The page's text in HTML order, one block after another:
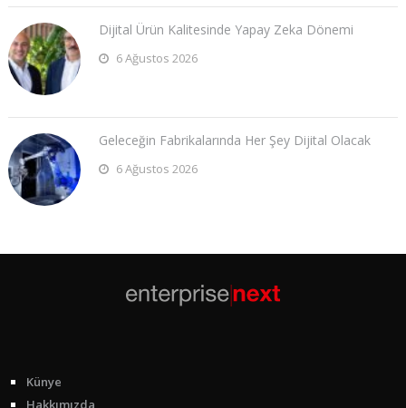
Dijital Ürün Kalitesinde Yapay Zeka Dönemi
6 Ağustos 2026
Geleceğin Fabrikalarında Her Şey Dijital Olacak
6 Ağustos 2026
Künye
Hakkımızda